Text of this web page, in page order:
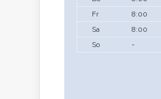
Fr
8:00
Sa
8:00
So
-